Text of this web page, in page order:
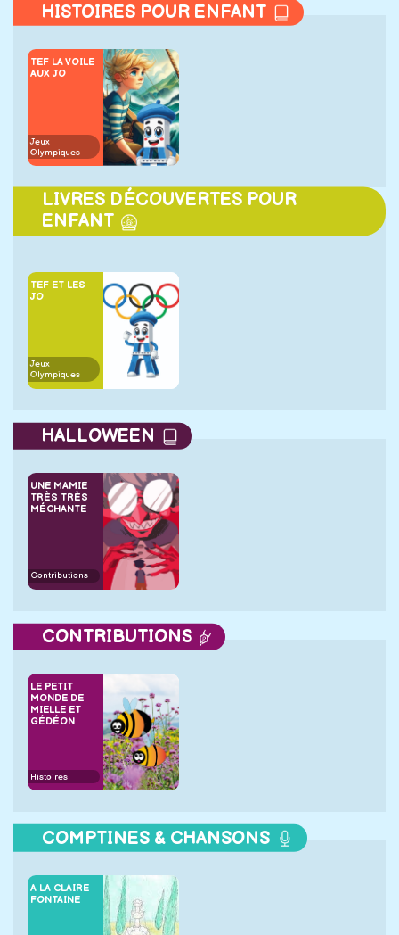
HISTOIRES POUR ENFANT
TEF LA VOILE
AUX JO
Jeux
Olympiques
LIVRES DÉCOUVERTES POUR
ENFANT
TEF ET LES
JO
Jeux
Olympiques
HALLOWEEN
UNE MAMIE
TRÈS TRÈS
MÉCHANTE
Contributions
CONTRIBUTIONS
LE PETIT
MONDE DE
MIELLE ET
GÉDÉON
Histoires
COMPTINES & CHANSONS
A LA CLAIRE
FONTAINE